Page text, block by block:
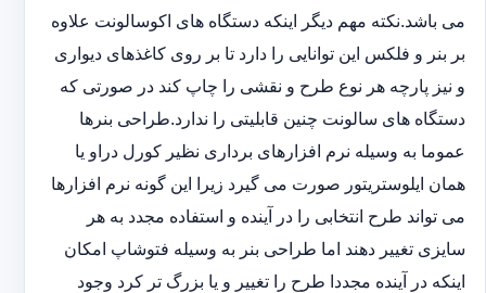
می باشد.نکته مهم دیگر اینکه دستگاه های اکوسالونت علاوه
بر بنر و فلکس این توانایی را دارد تا بر روی کاغذهای دیواری
و نیز پارچه هر نوع طرح و نقشی را چاپ کند در صورتی که
دستگاه های سالونت چنین قابلیتی را ندارد.طراحی بنرها
عموما به وسیله نرم افزارهای برداری نظیر کورل دراو یا
همان ایلوستریتور صورت می گیرد زیرا این گونه نرم افزارها
می تواند طرح انتخابی را در آینده و استفاده مجدد به هر
سایزی تغییر دهند اما طراحی بنر به وسیله فتوشاپ امکان
اینکه در آینده مجددا طرح را تغییر و یا بزرگ تر کرد وجود